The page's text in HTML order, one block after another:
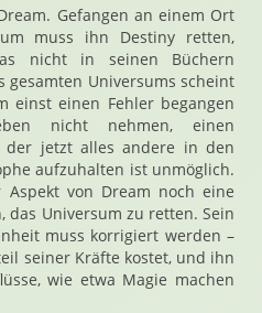
Gefangen an einem Ort
muss ihn Destiny retten,
nicht in seinen Büchern
gesamten Universums scheint
einst einen Fehler begangen
nicht nehmen, einen
der jetzt alles andere in den
aufzuhalten ist unmöglich.
von Dream noch eine
das Universum zu retten. Sein
muss korrigiert werden –
seiner Kräfte kostet, und ihn
wie etwa Magie machen